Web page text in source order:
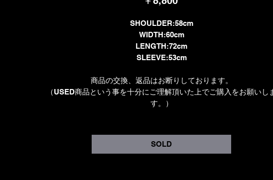
SHOULDER:58cm
WIDTH:60cm
LENGTH:72cm
SLEEVE:53cm
商品の交換、返品はお断りしております。
（USED商品という事を十分にご理解頂いた上でご購入をお願いし
す。）
SOLD